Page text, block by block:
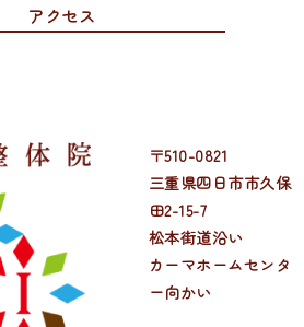
アクセス
〒510-0821
三重県四日市市久保
田2-15-7
松本街道沿い
カーマホームセンタ
ー向かい